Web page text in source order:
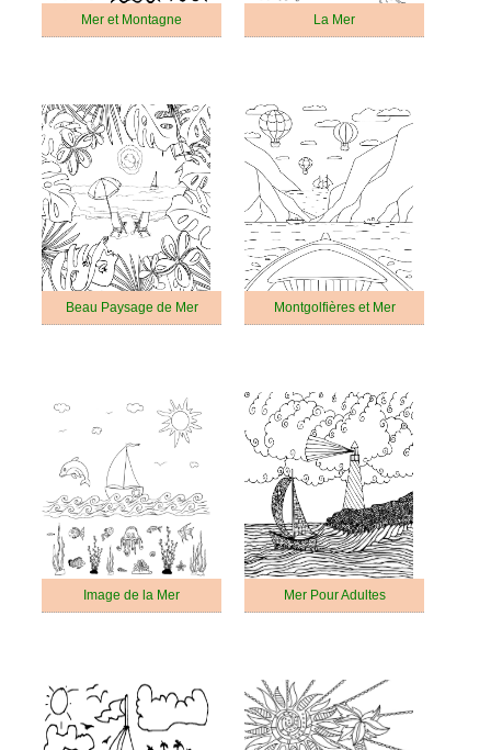
Mer et Montagne La Mer
Beau Paysage de Mer Montgolfières et Mer
Image de la Mer Mer Pour Adultes